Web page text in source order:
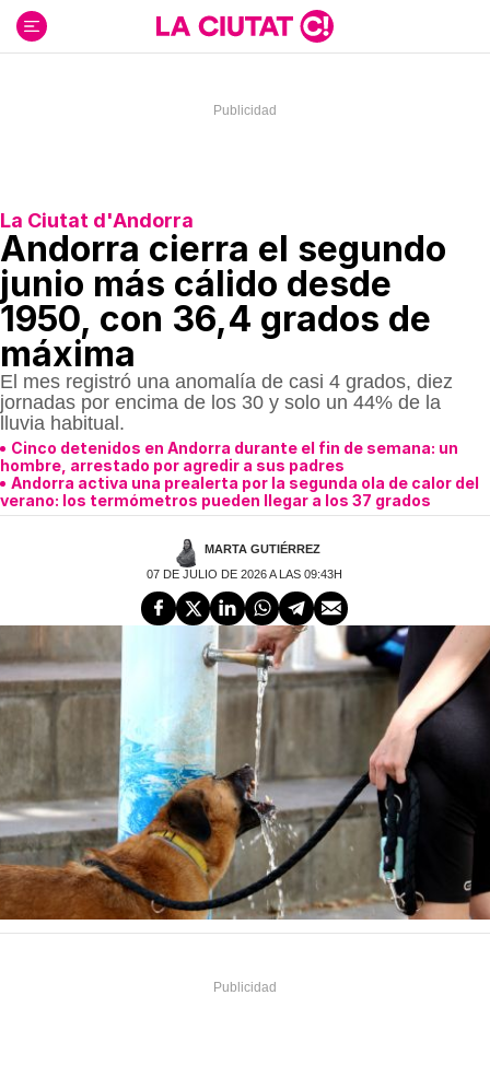
contenido
La Ciutat d'Andorra
Andorra cierra el segundo
junio más cálido desde
1950, con 36,4 grados de
máxima
El mes registró una anomalía de casi 4 grados, diez
jornadas por encima de los 30 y solo un 44% de la
lluvia habitual.
Cinco detenidos en Andorra durante el fin de semana: un
hombre, arrestado por agredir a sus padres
Andorra activa una prealerta por la segunda ola de calor del
verano: los termómetros pueden llegar a los 37 grados
MARTA GUTIÉRREZ
07 DE JULIO DE 2026 A LAS 09:43H